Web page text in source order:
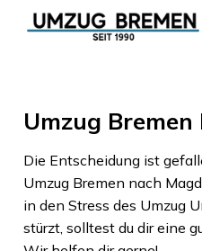
Umzug
Die Entscheidung ist
Umzug Bremen nach
in den Stress des Umzug
stürzt, solltest du dir eine